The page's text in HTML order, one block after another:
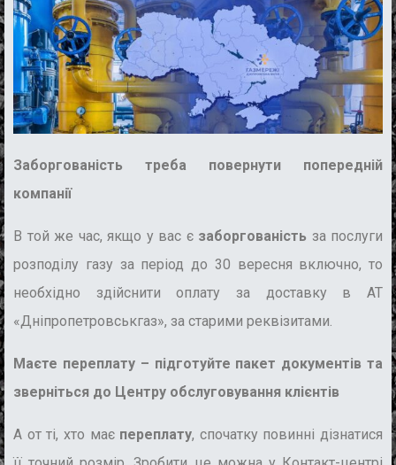
Заборгованість треба повернути попередній
компанії
В той же час, якщо у вас є заборгованість за послуги
розподілу газу за період до 30 вересня включно, то
необхідно здійснити оплату за доставку в AT
«Дніпропетровськгаз», за старими реквізитами.
Маєте переплату – підготуйте пакет документів та
зверніться до Центру обслуговування клієнтів
А от ті, хто має переплату, спочатку повинні дізнатися